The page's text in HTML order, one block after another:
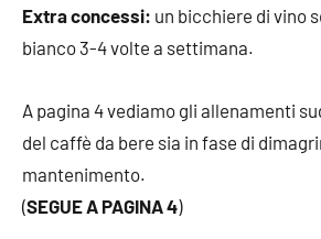
Extra concessi: un bicchiere di vino
bianco 3-4 volte a settimana.
A pagina 4 vediamo gli allenamenti
del caffè da bere sia in fase di
mantenimento.
(SEGUE A PAGINA 4)